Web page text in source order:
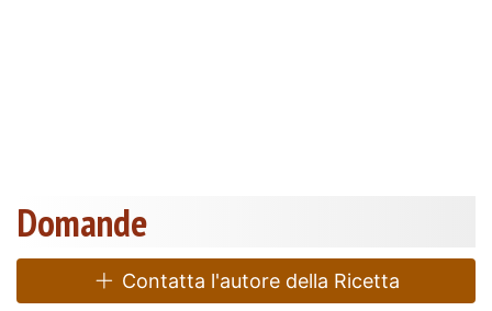
Domande
Contatta l'autore della Ricetta